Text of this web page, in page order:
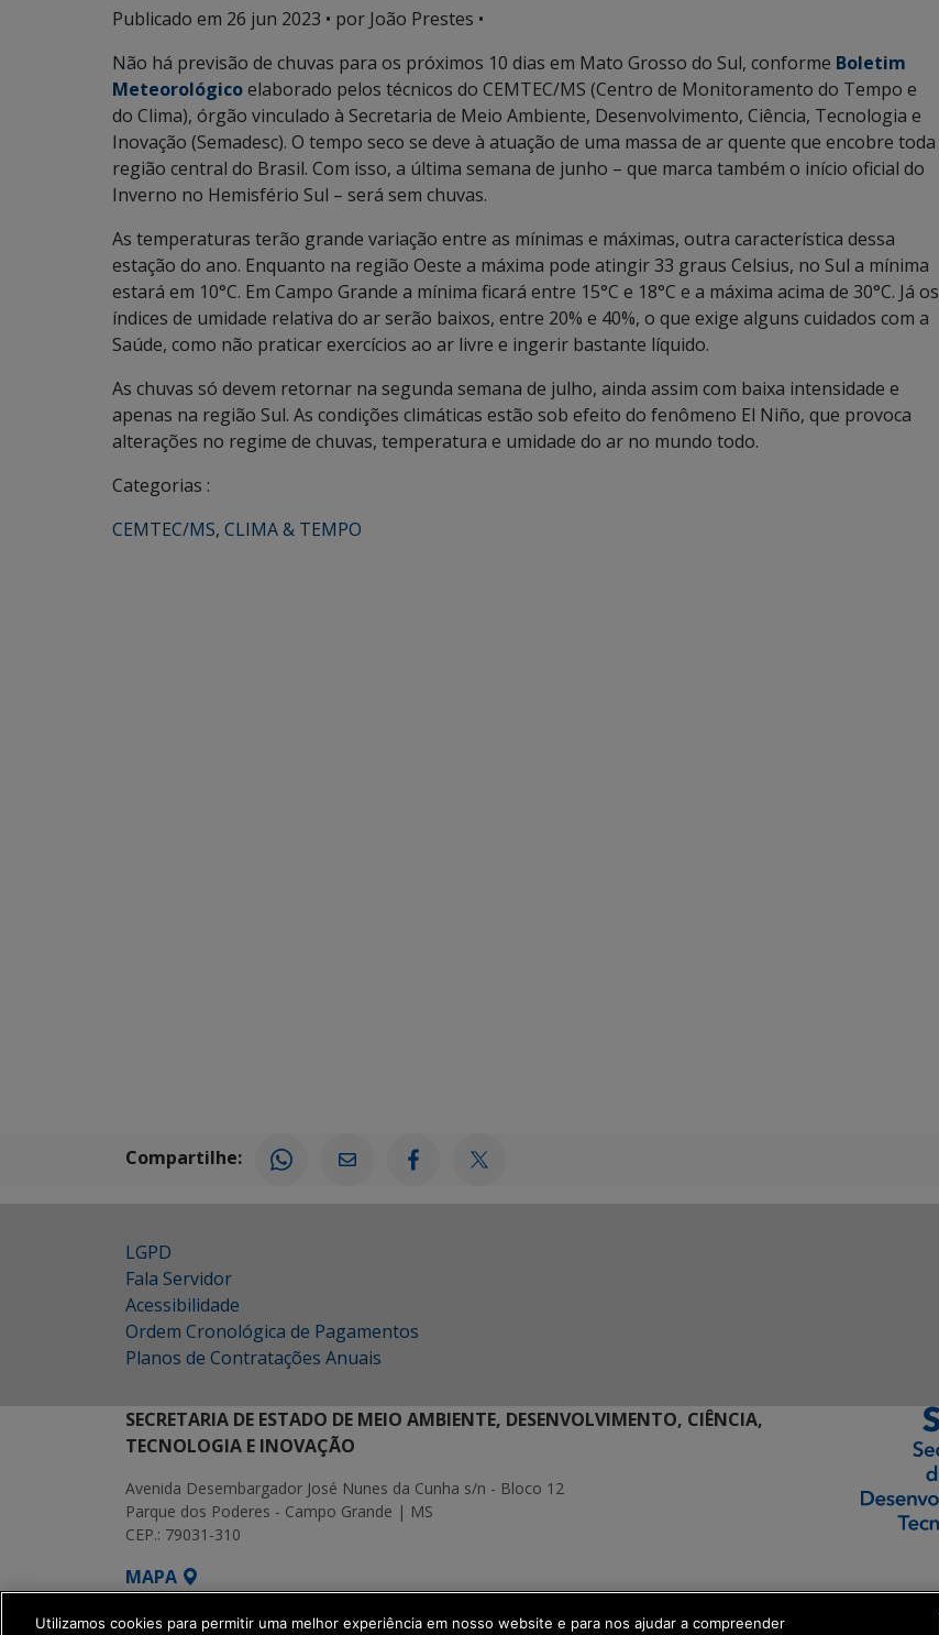
Publicado em 26 jun 2023 • por João Prestes •
Não há previsão de chuvas para os próximos 10 dias em Mato Grosso do Sul, conforme Boletim
Meteorológicoelaborado pelos técnicos do CEMTEC/MS (Centro de Monitoramento do Tempo e
do Clima), órgão vinculado à Secretaria de Meio Ambiente, Desenvolvimento, Ciência, Tecnologia e
Inovação (Semadesc). O tempo seco se deve à atuação de uma massa de ar quente que encobre toda
região central do Brasil. Com isso, a última semana de junho – que marca também o início oficial do
Inverno no Hemisfério Sul – será sem chuvas.
As temperaturas terão grande variação entre as mínimas e máximas, outra característica dessa
estação do ano. Enquanto na região Oeste a máxima pode atingir 33 graus Celsius, no Sul a mínima
estará em 10°C. Em Campo Grande a mínima ficará entre 15°C e 18°C e a máxima acima de 30°C. Já os
índices de umidade relativa do ar serão baixos, entre 20% e 40%, o que exige alguns cuidados com a
Saúde, como não praticar exercícios ao ar livre e ingerir bastante líquido.
As chuvas só devem retornar na segunda semana de julho, ainda assim com baixa intensidade e
apenas na região Sul. As condições climáticas estão sob efeito do fenômeno El Niño, que provoca
alterações no regime de chuvas, temperatura e umidade do ar no mundo todo.
Categorias :
CEMTEC/MS, CLIMA & TEMPO
Compartilhe:
LGPD
Fala Servidor
Acessibilidade
Ordem Cronológica de Pagamentos
Planos de Contratações Anuais
SECRETARIA DE ESTADO DE MEIO AMBIENTE, DESENVOLVIMENTO, CIÊNCIA,
TECNOLOGIA E INOVAÇÃO
Avenida Desembargador José Nunes da Cunha s/n - Bloco 12
Parque dos Poderes - Campo Grande | MS
CEP.: 79031-310
MAPA
SETDIG | Secretaria-Executiva de Transformação Digital
Utilizamos cookies para permitir uma melhor experiência em nosso website e para nos ajudar a compreender